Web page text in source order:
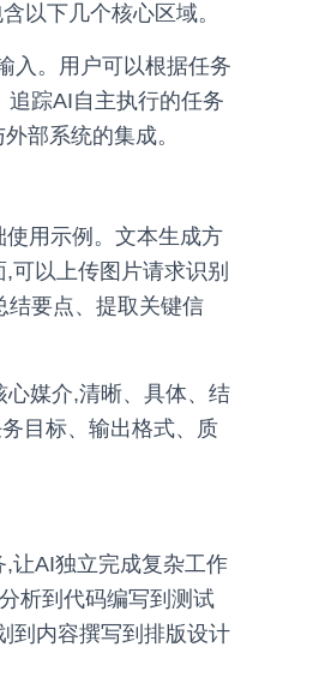
以下几个核心区域。
入。用户可以根据任务
追踪AI自主执行的任务
部系统的集成。
用示例。文本生成方
可以上传图片请求识别
结要点、提取关键信
媒介,清晰、具体、结
目标、输出格式、质
让AI独立完成复杂工作
析到代码编写到测试
到内容撰写到排版设计